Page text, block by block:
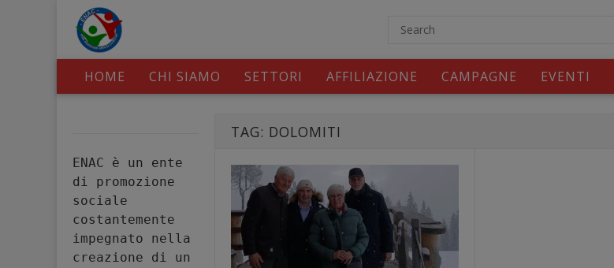
HOME CHI SIAMO SETTORI AFFILIAZIONE CAMPAGNE EVENTI
ENAC è un ente
di promozione
sociale
costantemente
impegnato nella
creazione di un
TAG: DOLOMITI